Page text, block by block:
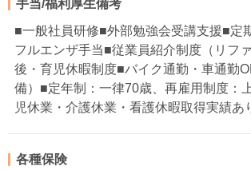
手当/福利厚生備考
■一般社員研修■外部勉強会受講支援■定
フルエンザ手当■従業員紹介制度（リフ
後・育児休暇制度■バイク通勤・車通勤
備）■定年制：一律70歳、再雇用制度：
児休業・介護休業・看護休暇取得実績あ
各種保険